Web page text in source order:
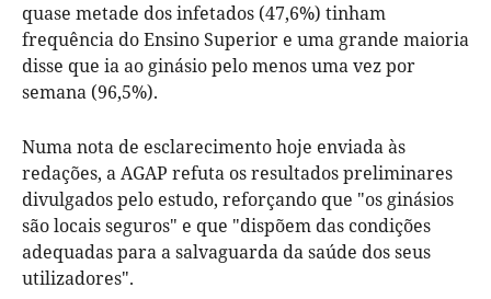
quase metade dos infetados (47,6%) tinham
frequência do Ensino Superior e uma grande maioria
disse que ia ao ginásio pelo menos uma vez por
semana (96,5%).
Numa nota de esclarecimento hoje enviada às
redações, a AGAP refuta os resultados preliminares
divulgados pelo estudo, reforçando que "os ginásios
são locais seguros" e que "dispõem das condições
adequadas para a salvaguarda da saúde dos seus
utilizadores".